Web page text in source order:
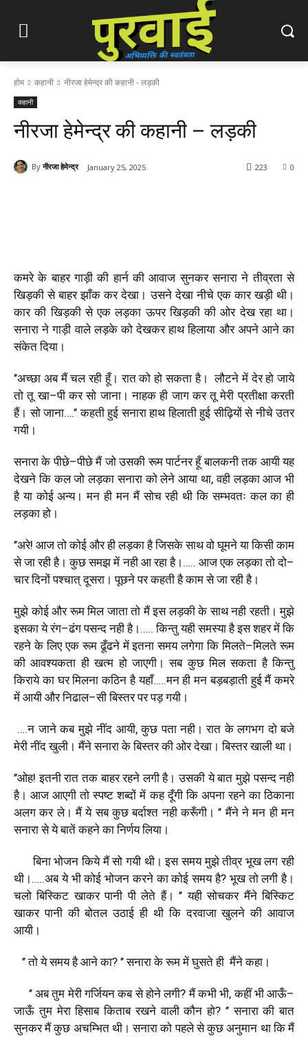
होम कहानी नीरजा हेमेन्द्र की कहानी - लड़की
कहानी
नीरजा हेमेन्द्र की कहानी – लड़की
By नीरजा हेमेन्द्र January 25, 2025 0
223
कमरे के बाहर गाड़ी की हार्न की आवाज सुनकर सनारा ने तीव्रता से
खिड़की से बाहर झाँक कर देखा। उसने देखा नीचे एक कार खड़ी थी।
कार की खिड़की से एक लड़का ऊपर खिड़की की ओर देख रहा था।
सनारा ने गाड़ी वाले लड़के को देखकर हाथ हिलाया और अपने आने का
संकेत दिया।
’’अच्छा अब मैं चल रही हूँ। रात को हो सकता है। लौटने में देर हो जाये
तो तू खा–पी कर सो जाना। नाहक ही जाग कर तू मेरी प्रतीक्षा करती
हैं। सो जाना….’’कहती हुई सनारा हाथ हिलाती हुई सीढ़ियों से नीचे उतर
गयी।
सनारा के पीछे–पीछे मैं जो उसकी रूम पार्टनर हूँ बालकनी तक आयी यह
देखने कि कल जो लड़का सनारा को लेने आया था,वही लड़का आज भी
है या कोई अन्य। मन ही मन मैं सोच रही थी कि सम्भवतः कल का ही
लड़का हो।
’’अरे! आज तो कोई और ही लड़का है जिसके साथ वो घूमने या किसी काम
से जा रही है। कुछ समझ में नही आ रहा है। ….. आज एक लड़का तो दो–
चार दिनों पश्चात् दूसरा। पूछने पर कहती है काम से जा रही है।
मुझे कोई और रूम मिल जाता तो मैं इस लड़की के साथ नही रहती। मुझे
इसका ये रंग–ढंग पसन्द नही है। …..किन्तु यही समस्या है इस शहर में कि
रहने के लिए एक रूम ढूँढने में इतना समय लगेगा कि मिलते–मिलते रूम
की आवश्यकता ही खत्म हो जाएगी। सब कुछ मिल सकता है किन्तु
किराये का घर मिलना कठिन है यहाँ…..मन ही मन बड़बड़ाती हुई मैं कमरे
में आयी और निढाल–सी बिस्तर पर पड़ गयी।
….न जाने कब मुझे नींद आयी,कुछ पता नही। रात के लगभग दो बजे
मेरी नींद खुली। मैंने सनारा के बिस्तर की ओर देखा। बिस्तर खाली था।
’’ओह!इतनी रात तक बाहर रहने लगी है। उसकी ये बात मुझे पसन्द नही
है। आज आएगी तो स्पष्ट शब्दों में कह दूँगी कि अपना रहने का ठिकाना
अलग कर ले। मैं ये सब कुछ बर्दाश्त नही करूँगी। ’’मैंने ने मन ही मन
सनारा से ये बातें कहने का निर्णय लिया।
बिना भोजन किये मैं सो गयी थी। इस समय मुझे तीव्र भूख लग रही
थी। …..अब ये भी कोई भोजन करने का कोई समय है? भूख तो लगी है।
चलो बिस्किट खाकर पानी पी लेते हैं। ’’यही सोचकर मैंने बिस्किट
खाकर पानी की बोतल उठाई ही थी कि दरवाजा खुलने की आवाज
आयी।
’’तो ये समय है आने का? ’’सनारा के रूम में घुसते ही मैंने कहा।
’’ अब तुम मेरी गर्जियन कब से होने लगी?मैं कभी भी,कहीं भी आऊँ–
जाऊँ तुम मेरा हिसाब किताब रखने वाली कौन हो? ’’सनारा की बात
सुनकर मैं कुछ अचम्भित थी। सनारा को पहले से कुछ अनुमान था कि मैं